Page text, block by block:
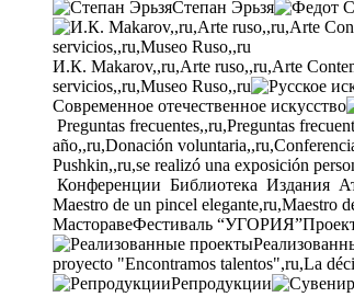
Степан Эрьзя
И.К. Makarov,,ru,Arte ruso,,ru,Arte
servicios,,ru,Museo Ruso,,ru
Современное отечественное искусство
Preguntas frecuentes,,ru,Preguntas
año,,ru,Donación
Pushkin,,ru,se realizó una exposición
Конференции Библиотека Издания
Maestro de un pincel elegante,ru,Maestro
МасторавеФестиваль “УГОРИЯ”
proyecto "Encontramos talentos",ru,La
Репродукции